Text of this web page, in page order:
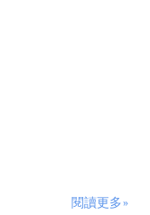
閱讀更多»